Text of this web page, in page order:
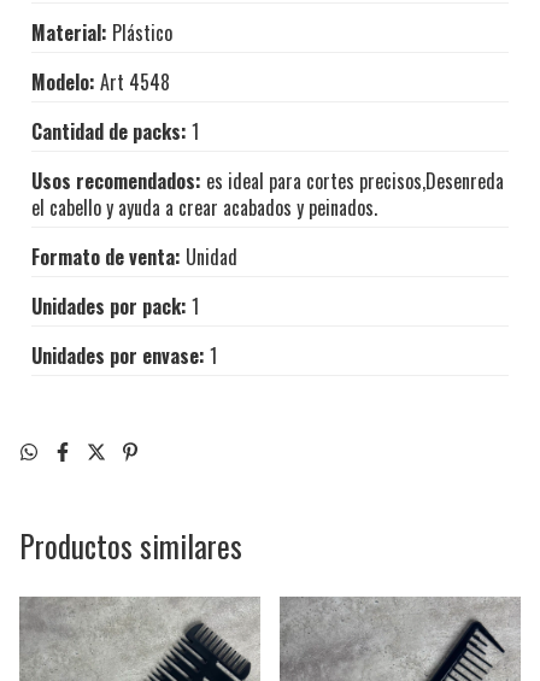
Material: Plástico
Modelo: Art 4548
Cantidad de packs: 1
Usos recomendados: es ideal para cortes precisos,Desenreda
el cabello y ayuda a crear acabados y peinados.
Formato de venta: Unidad
Unidades por pack: 1
Unidades por envase: 1
Productos similares